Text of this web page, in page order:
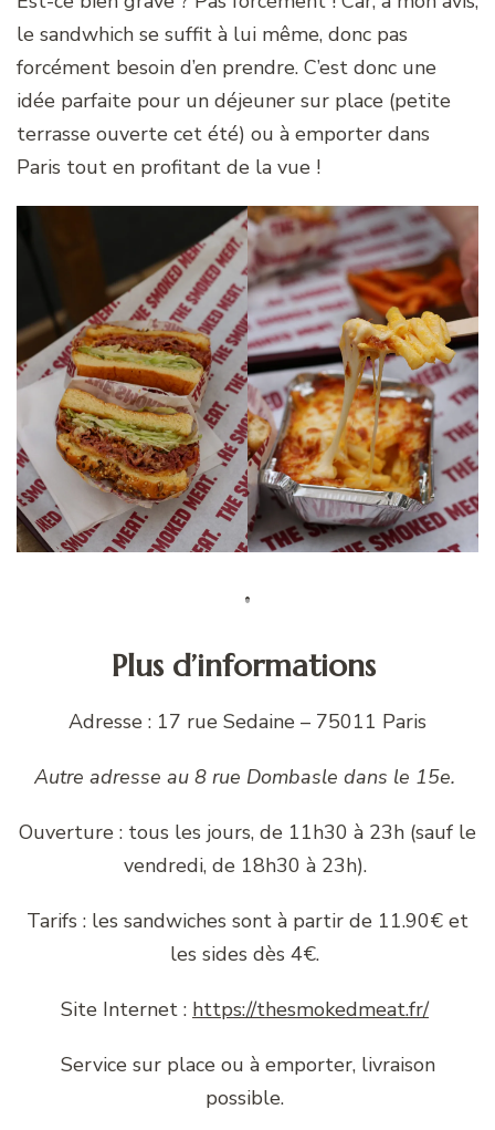
le sandwhich se suffit à lui même, donc pas
forcément besoin d’en prendre. C’est donc une
idée parfaite pour un déjeuner sur place (petite
terrasse ouverte cet été) ou à emporter dans
Paris tout en profitant de la vue !
Plus d’informations
Adresse : 17 rue Sedaine – 75011 Paris
Autre adresse au 8 rue Dombasle dans le 15e.
Ouverture : tous les jours, de 11h30 à 23h (sauf le
vendredi, de 18h30 à 23h).
Tarifs : les sandwiches sont à partir de 11.90€ et
les sides dès 4€.
Site Internet : https://thesmokedmeat.fr/
Service sur place ou à emporter, livraison
possible.